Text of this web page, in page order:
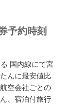
予約時刻
国内線にて宮
んに最安値比
空会社ごとの
、宿泊付旅行